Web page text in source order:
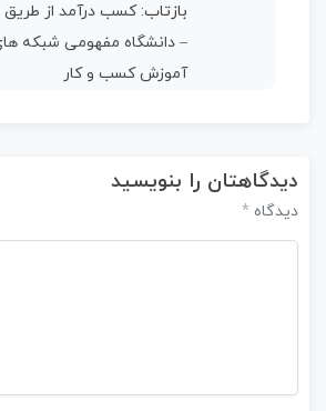
بازتاب:کسب درآمد از طریق
– دانشگاه مفهومی شبکه
آموزش کسب و کار
دیدگاهتان را بنویسید
دیدگاه *